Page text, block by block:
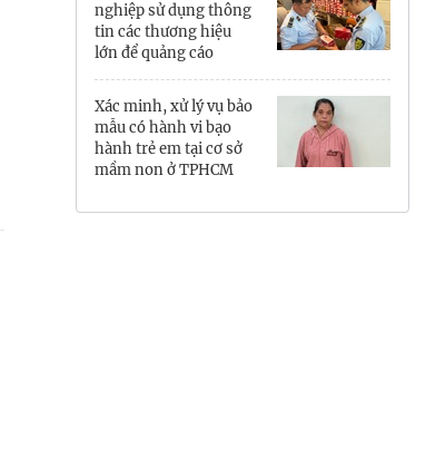
Hồ Chí Minh
Hà Tĩnh
Hưng Yên
Hải Phòng
Khánh Hòa
nghiệp sử dụng thông
tin các thương hiệu
lớn để quảng cáo
Xác minh, xử lý vụ bảo
mẫu có hành vi bạo
hành trẻ em tại cơ sở
mầm non ở TPHCM